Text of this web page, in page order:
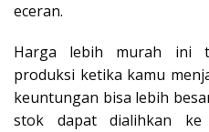
eceran.
Harga lebih murah ini
produksi ketika kamu
keuntungan bisa lebih
stok dapat dialihkan ke